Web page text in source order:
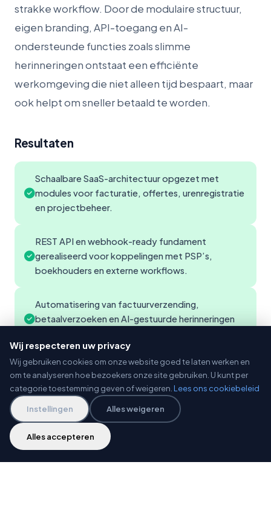
Wij respecteren uw privacy
Wij gebruiken cookies om onze website goed te laten werken en
om te analyseren hoe bezoekers onze site gebruiken. U kunt per
categorie toestemming geven of weigeren. Lees ons cookiebeleid
Instellingen Alles weigeren
Alles accepteren
strakke workflow. Door de modulaire structuur,
eigen branding, API-toegang en AI-
ondersteunde functies zoals slimme
herinneringen ontstaat een efficiënte
werkomgeving die niet alleen tijd bespaart, maar
ook helpt om sneller betaald te worden.
Resultaten
Schaalbare SaaS-architectuur opgezet met
modules voor facturatie, offertes, urenregistratie
en projectbeheer.
REST API en webhook-ready fundament
gerealiseerd voor koppelingen met PSP’s,
boekhouders en externe workflows.
Automatisering van factuurverzending,
betaalverzoeken en AI-gestuurde herinneringen
Security-first ingericht met SSL, AVG/GDPR-
compliance, dagelijkse back-ups en 99,9%
uptime.